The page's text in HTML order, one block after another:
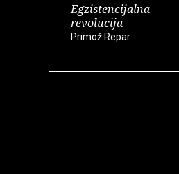
Egzistencijalna
revolucija
Primož Repar